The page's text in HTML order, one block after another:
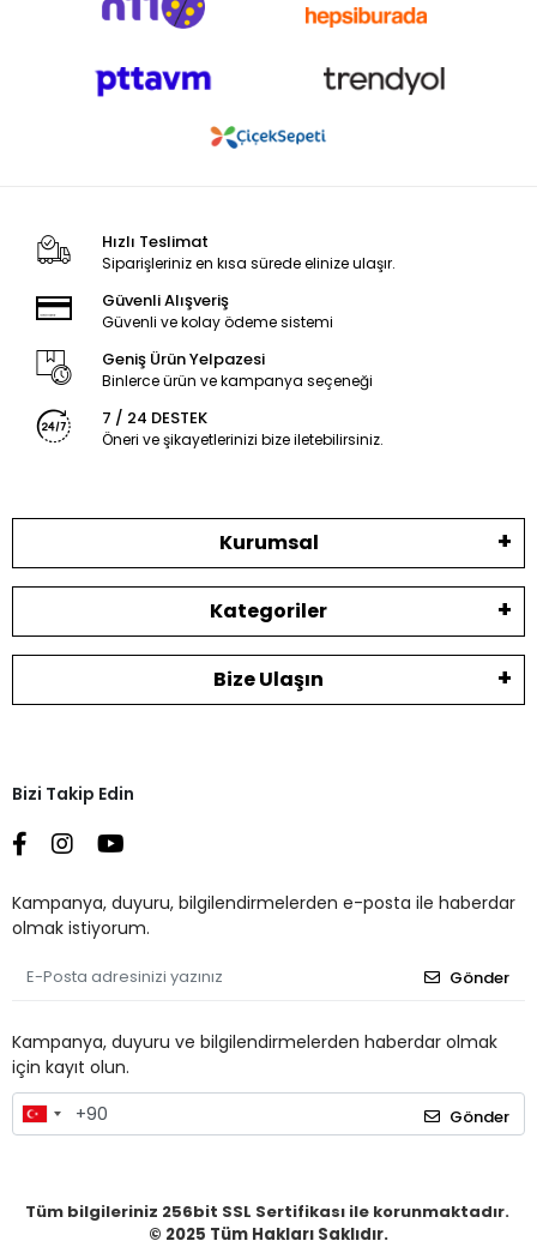
Hızlı Teslimat
Siparişleriniz en kısa sürede elinize ulaşır.
Güvenli Alışveriş
Güvenli ve kolay ödeme sistemi
Geniş Ürün Yelpazesi
Binlerce ürün ve kampanya seçeneği
7 / 24 DESTEK
Öneri ve şikayetlerinizi bize iletebilirsiniz.
Kurumsal
Kategoriler
Bize Ulaşın
Bizi Takip Edin
Kampanya, duyuru, bilgilendirmelerden e-posta ile haberdar
olmak istiyorum.
Gönder
Kampanya, duyuru ve bilgilendirmelerden haberdar olmak
için kayıt olun.
Gönder
Tüm bilgileriniz 256bit SSL Sertifikası ile korunmaktadır.
© 2025 Tüm Hakları Saklıdır.